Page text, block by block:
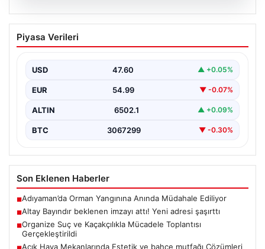
Altay Bayındır beklenen imzayı attı!
Yeni adresi şaşırttı
Piyasa Verileri
USD 47.60 ▲ +0.05%
EUR 54.99 ▼ -0.07%
ALTIN 6502.1 ▲ +0.09%
BTC 3067299 ▼ -0.30%
Son Eklenen Haberler
■Adıyaman’da Orman Yangınına Anında Müdahale Ediliyor
■Altay Bayındır beklenen imzayı attı! Yeni adresi şaşırttı
■Organize Suç ve Kaçakçılıkla Mücadele Toplantısı
Gerçekleştirildi
Açık Hava Mekanlarında Estetik ve bahçe mutfağı Çözümleri